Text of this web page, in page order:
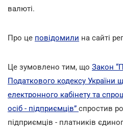
валюті.
Про це повідомили на сайті
Це зумовлено тим, що Закон
Податкового кодексу України
електронного кабінету та
осіб - підприємців” спростив
підприємців - платників